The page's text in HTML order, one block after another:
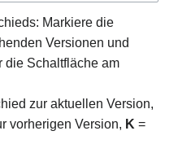
Markiere die
Versionen und
die Schaltfläche am
zur aktuellen Version,
vorherigen Version, K =